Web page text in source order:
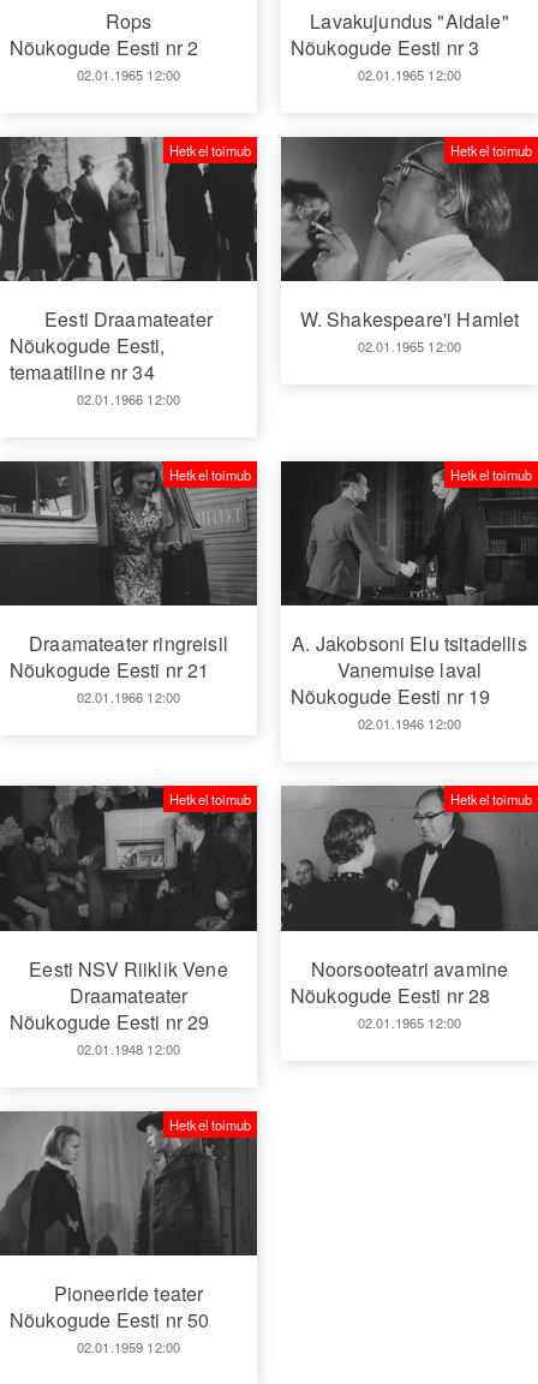
Rops
Nõukogude Eesti nr 2
02.01.1965 12:00
Lavakujundus "Aidale"
Nõukogude Eesti nr 3
02.01.1965 12:00
Eesti Draamateater
Nõukogude Eesti,
temaatiline nr 34
02.01.1966 12:00
Hetkel toimub
W. Shakespeare'i Hamlet
02.01.1965 12:00
Hetkel toimub
Draamateater ringreisil
Nõukogude Eesti nr 21
02.01.1966 12:00
Hetkel toimub
A. Jakobsoni Elu tsitadellis
Vanemuise laval
Nõukogude Eesti nr 19
02.01.1946 12:00
Hetkel toimub
Eesti NSV Riiklik Vene
Draamateater
Nõukogude Eesti nr 29
02.01.1948 12:00
Hetkel toimub
Noorsooteatri avamine
Nõukogude Eesti nr 28
02.01.1965 12:00
Hetkel toimub
Pioneeride teater
Nõukogude Eesti nr 50
02.01.1959 12:00
Hetkel toimub